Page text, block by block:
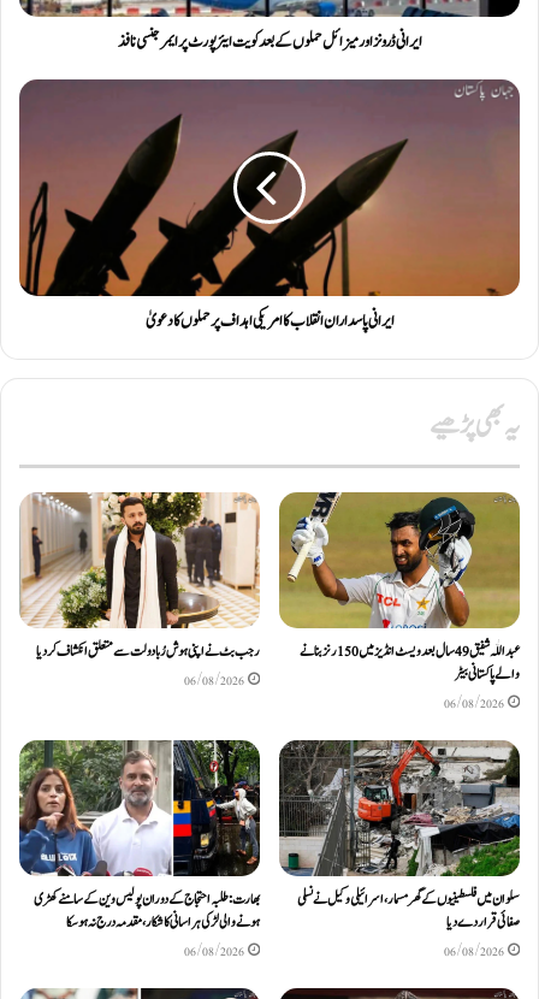
ایرانی ڈرونز اور میزائل حملوں کے بعد کویت ایئر پورٹ پر ایمرجنسی نافذ
ایرانی پاسداران انقلاب کا امریکی اہداف پر حملوں کا دعویٰ
یہ بھی پڑھیے
عبداللّٰہ شفیق 49 سال بعد ویسٹ انڈیز میں 150 رنز بنانے
والے پاکستانی بیٹر
06/08/2026
رجب بٹ نے اپنی ہوش رُبا دولت سے متعلق انکشاف کردیا
06/08/2026
سلوان میں فلسطینیوں کے گھر مسمار، اسرائیلی وکیل نے نسلی
صفائی قرار دے دیا
06/08/2026
بھارت: طلبہ احتجاج کے دوران پولیس وین کے سامنے کھڑی
ہونے والی لڑکی ہراسانی کا شکار، مقدمہ درج نہ ہوسکا
06/08/2026